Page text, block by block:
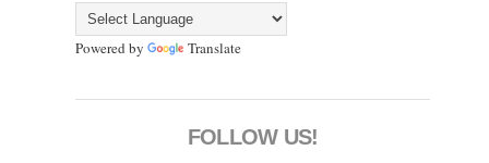
Powered by Translate
FOLLOW US!